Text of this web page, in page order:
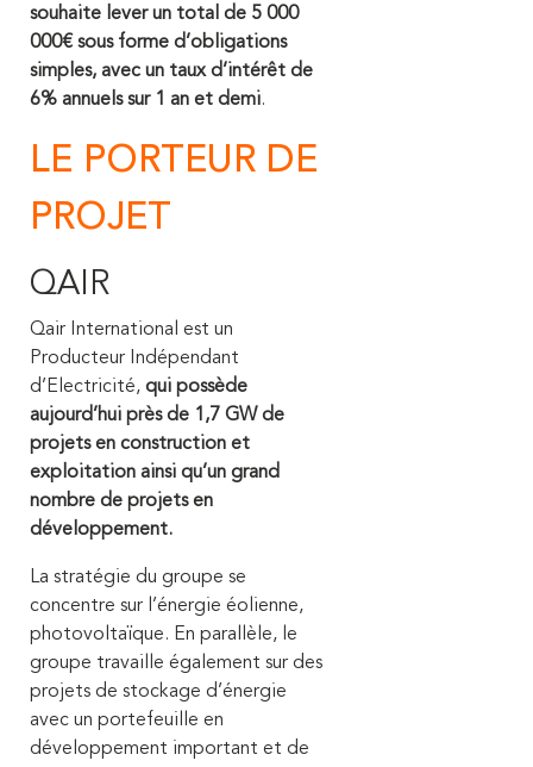
souhaite lever un total de 5 000
000€ sous forme d’obligations
simples, avec un taux d’intérêt de
6% annuels sur 1 an et demi.
LE PORTEUR DE
PROJET
QAIR
Qair International est un
Producteur Indépendant
d’Electricité, qui possède
aujourd’hui près de 1,7 GW de
projets en construction et
exploitation ainsi qu’un grand
nombre de projets en
développement.
La stratégie du groupe se
concentre sur l’énergie éolienne,
photovoltaïque. En parallèle, le
groupe travaille également sur des
projets de stockage d’énergie
avec un portefeuille en
développement important et de